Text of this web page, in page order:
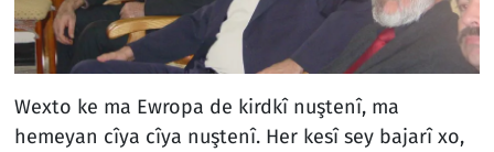
Wexto ke ma Ewropa de kirdkî nuştenî, ma
hemeyan cîya cîya nuştenî. Her kesî sey bajarî xo,